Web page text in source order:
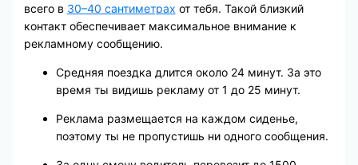
всего в 30–40 сантиметрах от тебя. Такой близкий
контакт обеспечивает максимальное внимание к
рекламному сообщению.
Средняя поездка длится около 24 минут. За это
время ты видишь рекламу от 1 до 25 минут.
Реклама размещается на каждом сиденье,
поэтому ты не пропустишь ни одного сообщения.